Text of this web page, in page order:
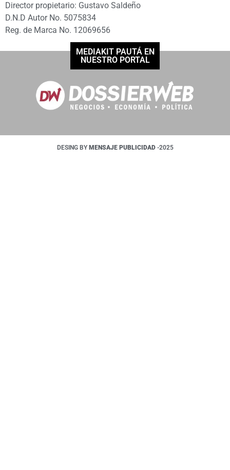
Director propietario: Gustavo Saldeño
D.N.D Autor No. 5075834
Reg. de Marca No. 12069656
MEDIAKIT PAUTÁ EN
NUESTRO PORTAL
DESING BY MENSAJE PUBLICIDAD -2025